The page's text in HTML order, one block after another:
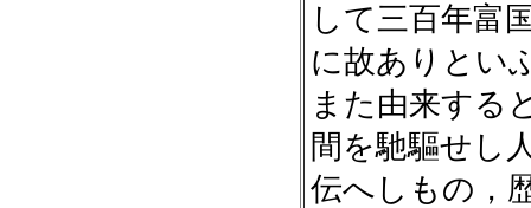
して三百年富
に故ありとい
また由来する
間を馳驅せし
伝へしもの，